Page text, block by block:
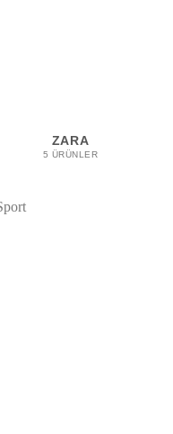
ZARA
5 ÜRÜNLER